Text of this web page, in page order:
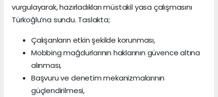
vurgulayarak, hazırladıkları müstakil yasa çalışmasını
Türkoğlu’na sundu. Taslakta;
Çalışanların etkin şekilde korunması,
Mobbing mağdurlarının haklarının güvence altına
alınması,
Başvuru ve denetim mekanizmalarının
güçlendirilmesi,